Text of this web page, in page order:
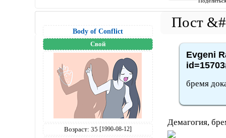
Body of Conflict
Свой
Возраст: 35 [1990-08-12]
Evgeni
бремя
Демагогия,